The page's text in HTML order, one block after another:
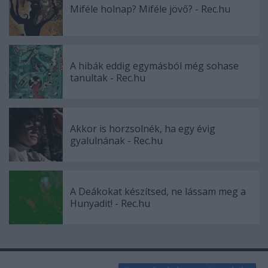
Miféle holnap? Miféle jövő? - Rec.hu
A hibák eddig egymásból még sohase
tanultak - Rec.hu
Akkor is horzsolnék, ha egy évig
gyalulnának - Rec.hu
A Deákokat készítsed, ne lássam meg a
Hunyadit! - Rec.hu